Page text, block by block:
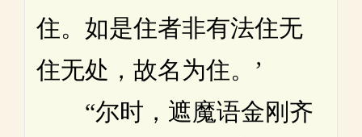
住。如是住者非有法住无
住无处，故名为住。’
“尔时，遮魔语金刚齐